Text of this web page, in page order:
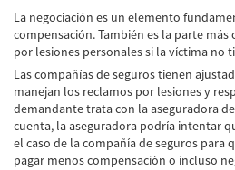
La negociación es un elemento
compensación. También es la parte
por lesiones personales si la víctima no
Las compañías de seguros tienen
manejan los reclamos por lesiones y
demandante trata con la aseguradora
cuenta, la aseguradora podría intentar
el caso de la compañía de seguros para
pagar menos compensación o incluso